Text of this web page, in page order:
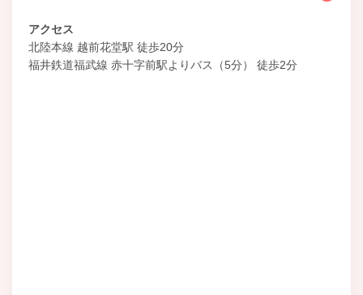
アクセス
北陸本線 越前花堂駅 徒歩20分
福井鉄道福武線 赤十字前駅よりバス（5分） 徒歩2分